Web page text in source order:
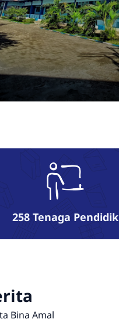
258 Tenaga Pendidik
Bina Amal